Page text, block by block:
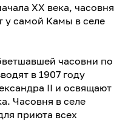
ХХ века, часовня
у самой Камы в селе
часовни по
в 1907 году
II и освящают
Часовня в селе
приюта всех